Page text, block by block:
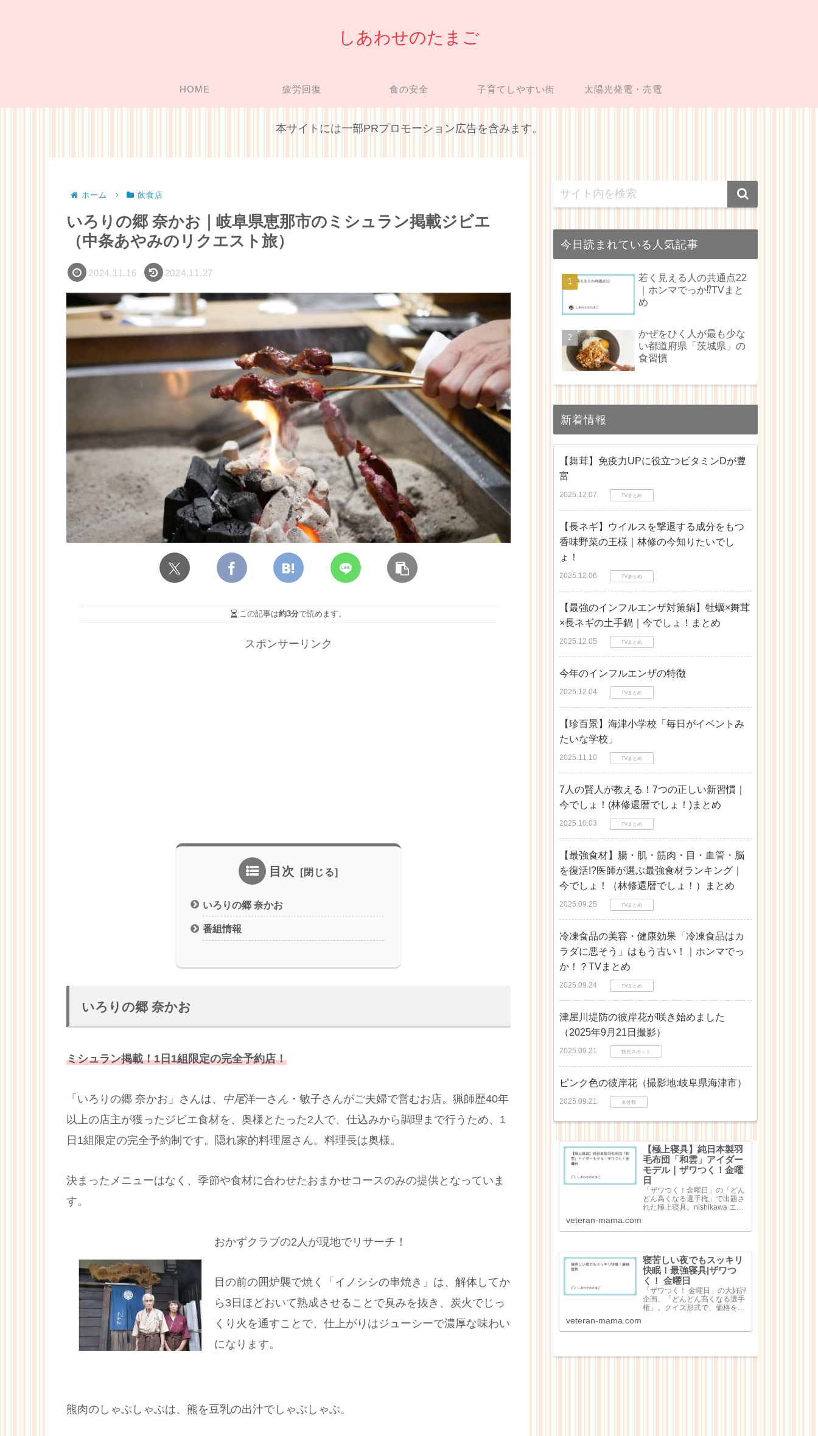
しあわせのたまご
HOME 疲労回復 食の安全 子育てしやすい街 太陽光発電・売電
本サイトには一部PRプロモーション広告を含みます。
ホーム 飲食店
いろりの郷 奈かお｜岐阜県恵那市のミシュラン掲載ジビエ
（中条あやみのリクエスト旅）
2024.11.16 2024.11.27
この記事は約3分で読めます。
スポンサーリンク
目次
いろりの郷 奈かお
番組情報
いろりの郷 奈かお
ミシュラン掲載！1日1組限定の完全予約店！
「いろりの郷 奈かお」さんは、 中尾洋一さ ん ・敏子さんがご夫婦で営むお店。猟師歴40年
以上の店主が獲ったジビエ食材を、奥様とたった2人で、仕込みから調理まで行うため、1
日1組限定の完全予約制です。隠れ家的料理屋さん。料理長は奥様。
決まったメニューはなく、季節や食材に合わせたおまかせコースのみの提供となっていま
す。
おかずクラブの2人が現地でリサーチ！
目の前の囲炉襲で焼く「イノシシの串焼き」は、解体してか
ら3日ほどおいて熟成させることで臭みを抜き、炭火でじっ
くり火を通すことで、仕上がりはジューシーで濃厚な味わい
になります。
熊肉のしゃぶしゃぶは、熊を豆乳の出汁でしゃぶしゃぶ。
今日読まれている人気記事
若く見える人の共通点22
｜ホンマでっか⁉TVまと
め
かぜをひく人が最も少な
い都道府県「茨城県」の
食習慣
新着情報
【舞茸】免疫力UPに役立つビタミンDが豊
富
2025.12.07 TVまとめ
【長ネギ】ウイルスを撃退する成分をもつ
香味野菜の王様｜林修の今知りたいでし
ょ！
2025.12.06 TVまとめ
【最強のインフルエンザ対策鍋】牡蠣×舞茸
×長ネギの土手鍋｜今でしょ！まとめ
2025.12.05 TVまとめ
今年のインフルエンザの特徴
2025.12.04 TVまとめ
【珍百景】海津小学校「毎日がイベントみ
たいな学校」
2025.11.10 TVまとめ
7人の賢人が教える！7つの正しい新習慣｜
今でしょ！(林修還暦でしょ！)まとめ
2025.10.03 TVまとめ
【最強食材】腸・肌・筋肉・目・血管・脳
を復活!?医師が選ぶ最強食材ランキング｜
今でしょ！（林修還暦でしょ！）まとめ
2025.09.25 TVまとめ
冷凍食品の美容・健康効果「冷凍食品はカ
ラダに悪そう」はもう古い！｜ホンマでっ
か！？TVまとめ
2025.09.24 TVまとめ
津屋川堤防の彼岸花が咲き始めました
（2025年9月21日撮影）
2025.09.21 観光スポット
ピンク色の彼岸花（撮影地:岐阜県海津市）
2025.09.21 未分類
【極上寝具】純日本製羽
毛布団「和雲」アイダー
モデル｜ザワつく！金曜
日
「ザワつく！金曜日」の「どん
どん高くなる選手権」で出題さ
れた極上寝具。nishikawa エア
パジャマ（8万8000円）シルキ
万6500円）純日本...
veteran-mama.com
寝苦しい夜でもスッキリ
快眠！最強寝具|ザワつ
く！ 金曜日
「ザワつく！ 金曜日」の大好評
企画、「どんどん高くなる選手
権」。クイズ形式で、価格を当
が出てくる点が特徴なのです
として寝具4点が紹介...
veteran-mama.com